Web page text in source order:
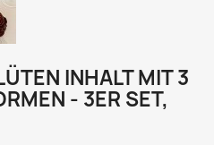
INHALT MIT 3
- 3ER SET,